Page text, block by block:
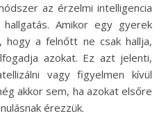
az érzelmi intelligencia
Amikor egy gyerek
hogy a felnőtt ne csak hallja,
azokat. Ez azt jelenti,
vagy figyelmen kívül
akkor sem, ha azokat elsőre
érezzük.